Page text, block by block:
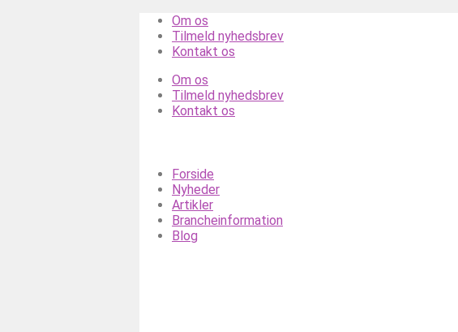
Om os
Tilmeld nyhedsbrev
Kontakt os
Om os
Tilmeld nyhedsbrev
Kontakt os
Forside
Nyheder
Artikler
Brancheinformation
Blog